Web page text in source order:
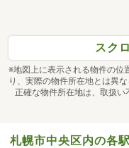
スク
※地図上に表示される物件の位
り、実際の物件所在地とは異な
正確な物件所在地は、取扱い
札幌市中央区内の各